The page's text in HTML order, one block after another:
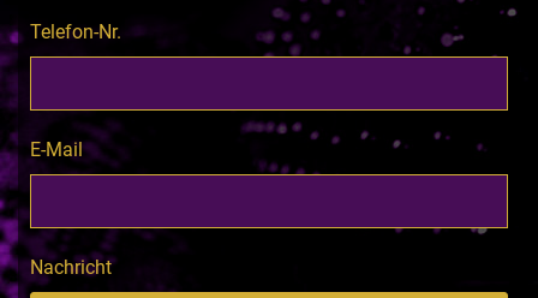
Telefon-Nr.
E-Mail
Nachricht